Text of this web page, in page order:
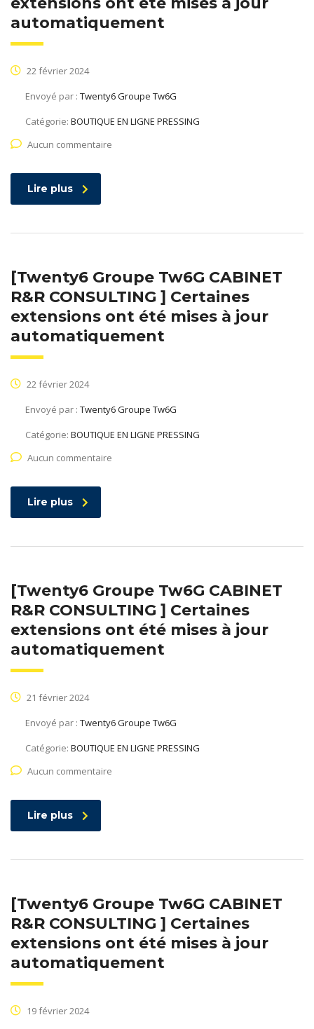
automatiquement
22 février 2024
Envoyé par : Twenty6 Groupe Tw6G
Catégorie: BOUTIQUE EN LIGNE PRESSING
Aucun commentaire
Lire plus
[Twenty6 Groupe Tw6G CABINET
R&R CONSULTING ] Certaines
extensions ont été mises à jour
automatiquement
22 février 2024
Envoyé par : Twenty6 Groupe Tw6G
Catégorie: BOUTIQUE EN LIGNE PRESSING
Aucun commentaire
Lire plus
[Twenty6 Groupe Tw6G CABINET
R&R CONSULTING ] Certaines
extensions ont été mises à jour
automatiquement
21 février 2024
Envoyé par : Twenty6 Groupe Tw6G
Catégorie: BOUTIQUE EN LIGNE PRESSING
Aucun commentaire
Lire plus
[Twenty6 Groupe Tw6G CABINET
R&R CONSULTING ] Certaines
extensions ont été mises à jour
automatiquement
19 février 2024